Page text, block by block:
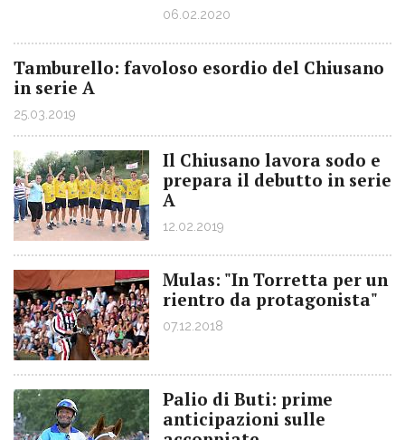
06.02.2020
Tamburello: favoloso esordio del Chiusano
in serie A
25.03.2019
Il Chiusano lavora sodo e
prepara il debutto in serie
A
12.02.2019
Mulas: "In Torretta per un
rientro da protagonista"
07.12.2018
Palio di Buti: prime
anticipazioni sulle